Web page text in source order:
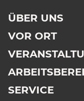
ÜBER UNS
VOR ORT
SERVICE